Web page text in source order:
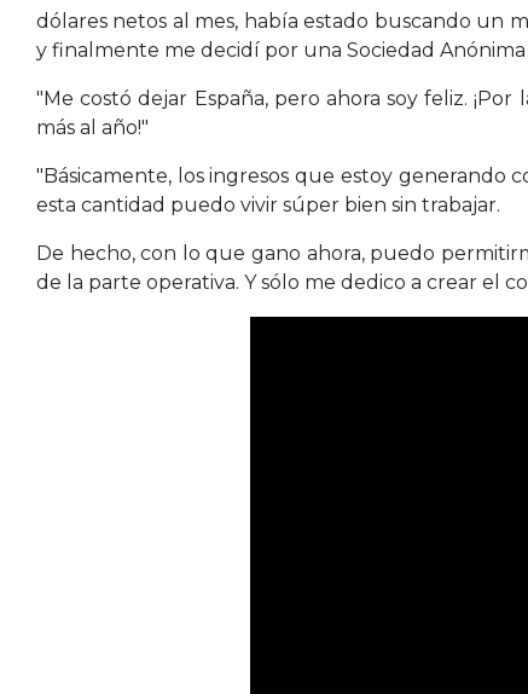
dólares netos al mes, había estado buscando un
y finalmente me decidí por una Sociedad Anónima
"Me costó dejar España, pero ahora soy feliz.
más al año!"
"Básicamente, los ingresos que estoy generando
esta cantidad puedo vivir súper bien sin trabajar.
De hecho, con lo que gano ahora, puedo
de la parte operativa. Y sólo me dedico a crear el